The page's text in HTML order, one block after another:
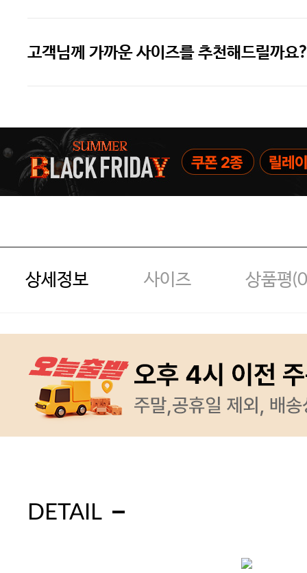
주말특가 20%(8.7~8.9)/5만원 이
[썸머블프] 2만원 할인 쿠폰(8.1~31)
고객님께 가까운 사이즈를 추천해드릴까요?
상세정보 사이즈 상품평(0
DETAIL